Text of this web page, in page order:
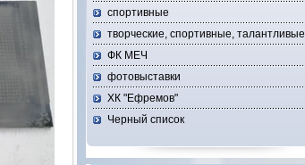
спортивные
творческие, спортивные, талантливые
ФК МЕЧ
фотовыставки
ХК "Ефремов"
Черный список